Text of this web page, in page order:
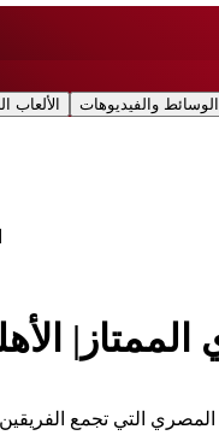
الألعاب الوسائط والفيديوهات
الممتاز|